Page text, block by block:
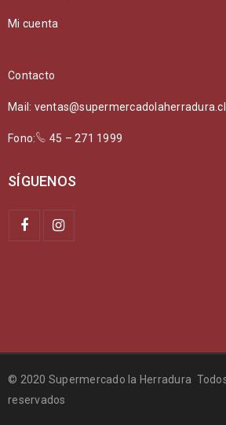
Mi cuenta
Contacto
Mail: ventas@supermercadolaherradura.cl
Fono: 45 – 271 1999
SÍGUENOS
© 2020 Supermercado la Herradura
reservados